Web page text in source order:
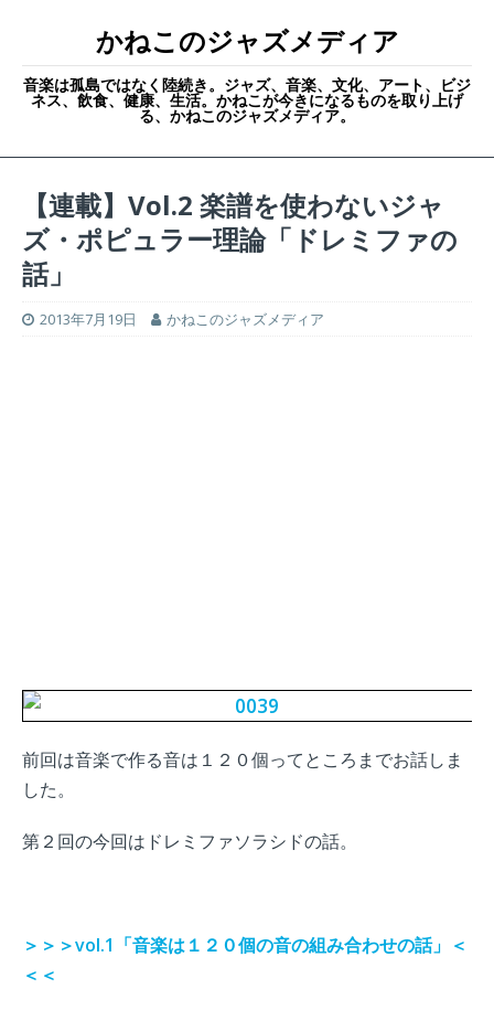
かねこのジャズメディア
音楽は孤島ではなく陸続き。ジャズ、音楽、文化、アート、ビジ
ネス、飲食、健康、生活。かねこが今きになるものを取り上げ
る、かねこのジャズメディア。
【連載】Vol.2 楽譜を使わないジャ
ズ・ポピュラー理論「ドレミファの
話」
2013年7月19日 かねこのジャズメディア
前回は音楽で作る音は１２０個ってところまでお話しま
した。
第２回の今回はドレミファソラシドの話。
＞＞＞vol.1「音楽は１２０個の音の組み合わせの話」＜
＜＜